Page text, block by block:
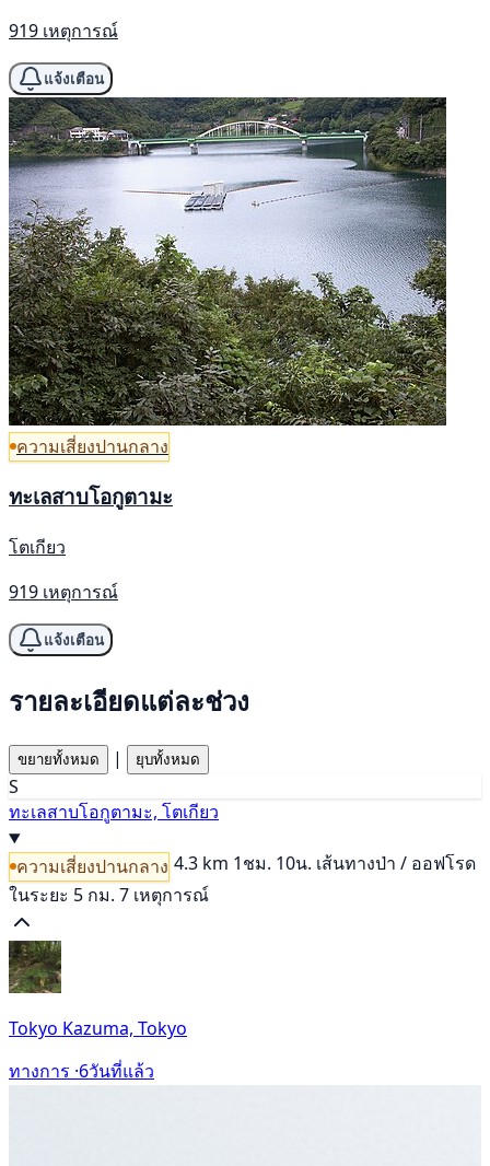
919 เหตุการณ์
แจ้งเตือน
ความเสี่ยงปานกลาง
ทะเลสาบโอกูตามะ
โตเกียว
919 เหตุการณ์
แจ้งเตือน
รายละเอียดแต่ละช่วง
ขยายทั้งหมด | ยุบทั้งหมด
S
ทะเลสาบโอกูตามะ, โตเกียว
ความเสี่ยงปานกลาง 4.3 km 1ชม. 10น. เส้นทางป่า / ออฟโรด
ในระยะ 5 กม. 7 เหตุการณ์
Tokyo Kazuma, Tokyo
ทางการ ·6วันที่แล้ว